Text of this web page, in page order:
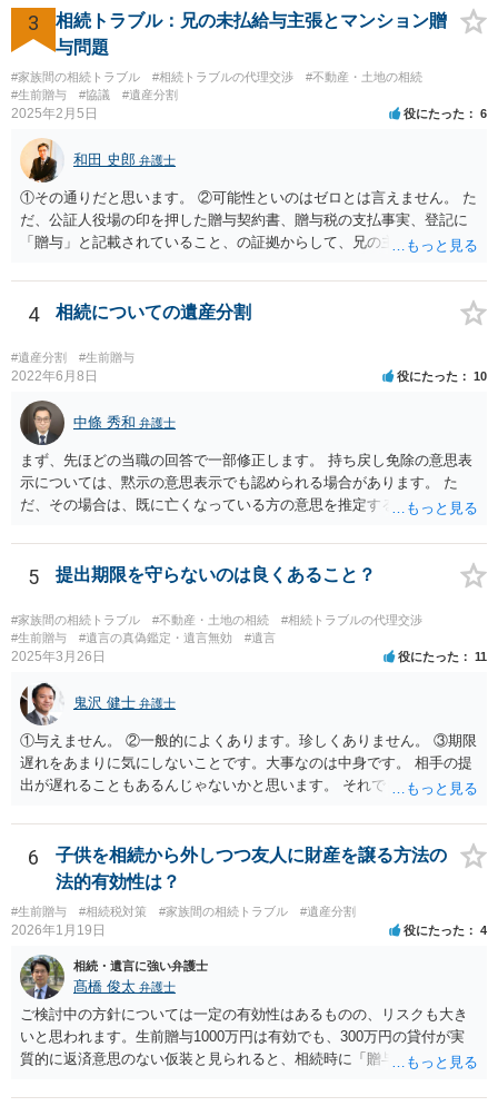
3
相続トラブル：兄の未払給与主張とマンション贈
与問題
#家族間の相続トラブル #相続トラブルの代理交渉
#不動産・土地の相続
#生前贈与
#協議 #遺産分割
2025年2月5日 役にたった 6
和田 史郎 弁護士
①その通りだと思います。 ②可能性といのはゼロとは言えません。 た
だ、公証人役場の印を押した贈与契約書、贈与税の支払事実、登記に
「贈与」と記載されていること、の証拠からして、兄の主張は通らな
わなければ、遺産分割調停を申し立てて進めるのがベターのような気
がしますね。
4 相続についての遺産分割
#遺産分割 #生前贈与
2022年6月8日 役にたった 10
中條 秀和 弁護士
まず、先ほどの当職の回答で一部修正します。 持ち戻し免除の意思表
示については、黙示の意思表示でも認められる場合があります。 た
だ、その場合は、既に亡くなっている方の意思を推定することになり
持ち戻し免除の意思表示は書面で明確にしておいていただくべきとい
う結論は変わりません。 誤解を与えるような回答でした。失礼しまし
戻しをすべて免除する」というのがオーソドックスなものですが、ご
心配ならば、弁護士のところに行って、特別受益となりそうな贈与に
ついて説明した上で、適切な文言についてご相談してみてはいかがで
しょうか。
5 提出期限を守らないのは良くあること？
#家族間の相続トラブル #不動産・土地の相続
#相続トラブルの代理交渉
#生前贈与
#遺言の真偽鑑定・遺言無効 #遺言
2025年3月26日 役にたった 11
鬼沢 健士 弁護士
①与えません。 ②一般的によくあります。珍しくありません。 ③期限
遅れをあまりに気にしないことです。大事なのは中身です。 相手の提
出が遅れることもあるんじゃないかと思います。 それでもあなた有利
6
子供を相続から外しつつ友人に財産を譲る方法の
法的有効性は？
#生前贈与 #相続税対策 #家族間の相続トラブル #遺産分割
2026年1月19日 役にたった 4
相続・遺言に強い弁護士
髙橋 俊太 弁護士
ご検討中の方針については一定の有効性はあるものの、リスクも大き
いと思われます。生前贈与1000万円は有効でも、300万円の貸付が実
質的に返済意思のない仮装と見られると、相続時に「贈与」と評価さ
法として考えられるものとしては、 ①信託（家族信託・目的信託） 財